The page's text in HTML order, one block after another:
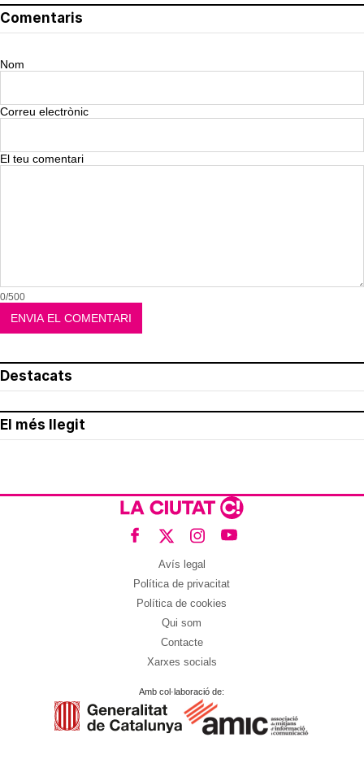
Comentaris
Nom
Correu electrònic
El teu comentari
0/500
Destacats
El més llegit
Avís legal
Política de privacitat
Política de cookies
Qui som
Contacte
Xarxes socials
Amb col·laboració de: